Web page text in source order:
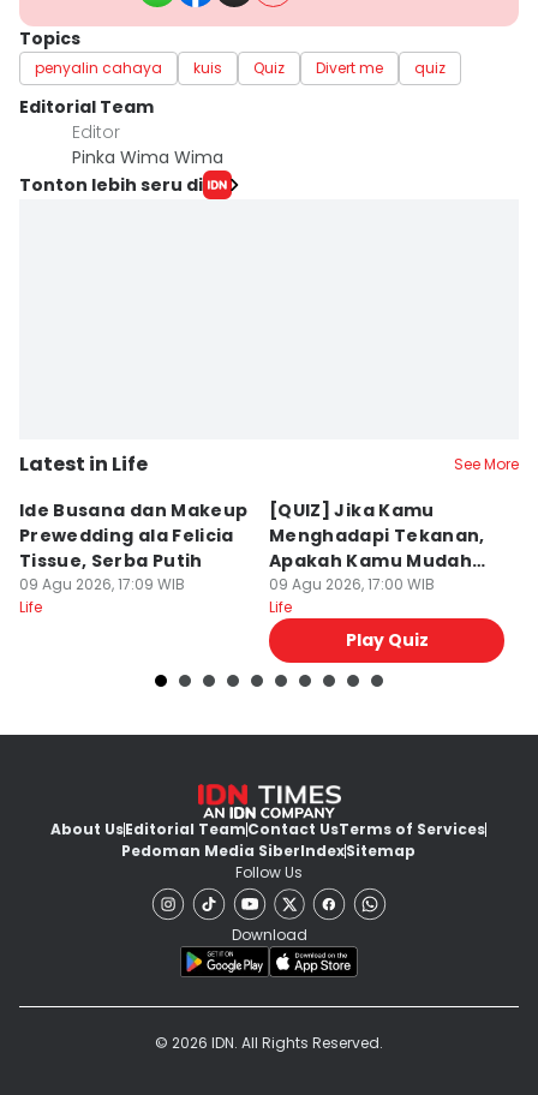
Topics
penyalin cahaya kuis Quiz Divert me quiz
Editorial Team
Editor
Pinka Wima Wima
Tonton lebih seru di
Latest in Life See More
Ide Busana dan Makeup
Prewedding ala Felicia
Tissue, Serba Putih
09 Agu 2026, 17:09 WIB
Life
[QUIZ] Jika Kamu
Menghadapi Tekanan,
Apakah Kamu Mudah
Bad Mood?
09 Agu 2026, 17:00 WIB
Life
Play Quiz
About UsEditorial TeamContact UsTerms of Services
Pedoman Media SiberIndexSitemap
Follow Us
Download
© 2026 IDN. All Rights Reserved.